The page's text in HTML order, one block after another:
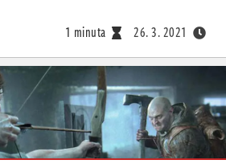
1 minuta 26. 3. 2021